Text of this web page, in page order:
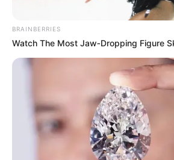
BRAINBERRIES
Watch The Most Jaw‑Dropping Figure